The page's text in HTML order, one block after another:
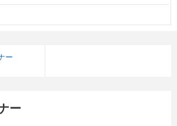
ー
ー